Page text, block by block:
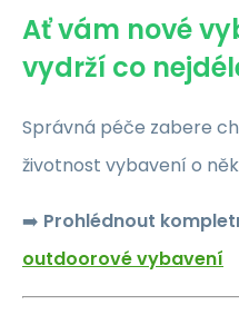
Ať vám nové
vydrží co
Správná péče zabere
životnost vybavení o
➡️ Prohlédnout
outdoorové vybavení